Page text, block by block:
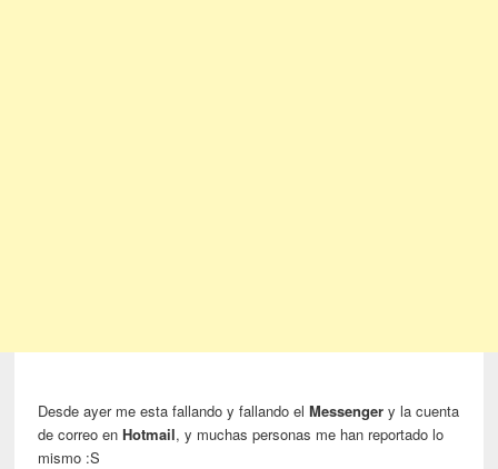
Desde ayer me esta fallando y fallando el Messenger y la cuenta
de correo enHotmail, y muchas personas me han reportado lo
mismo :S